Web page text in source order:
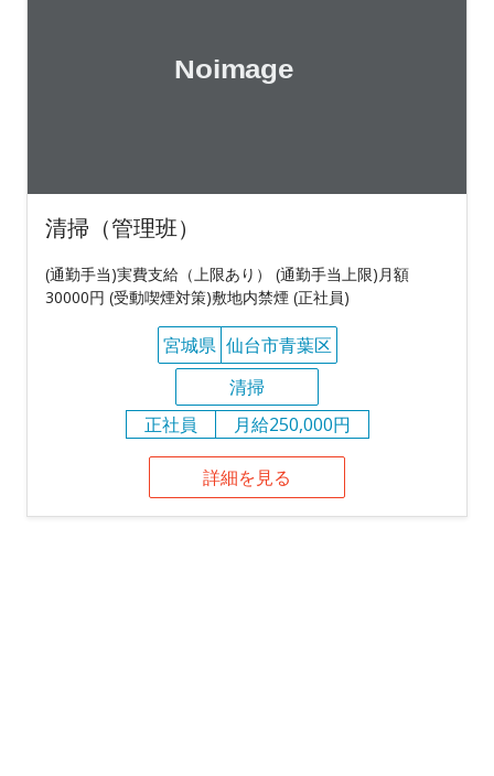
清掃（管理班）
(通勤手当)実費支給（上限あり） (通勤手当上限)月額
30000円 (受動喫煙対策)敷地内禁煙 (正社員)
宮城県 仙台市青葉区
清掃
正社員
月給250,000円
詳細を見る